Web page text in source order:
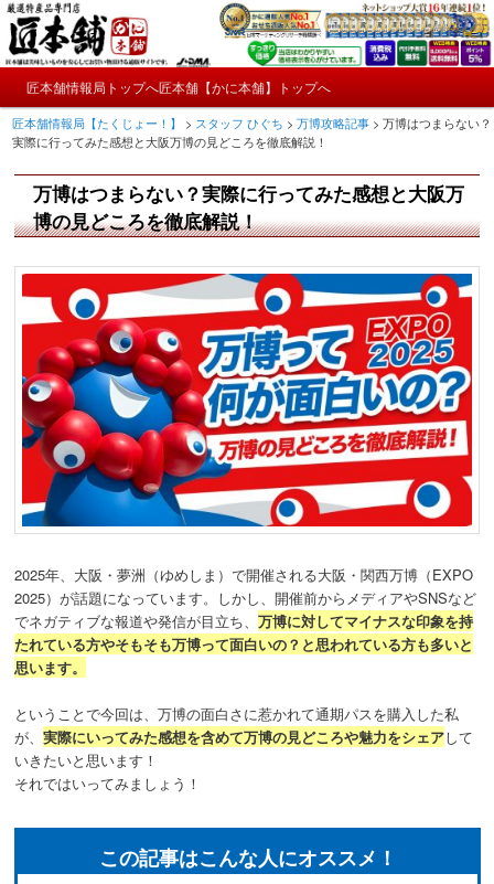
メ
イ
ン
ン
テ
ン
匠本舗情報局【たくじょー！】
かにやおせちについてのおもしろ情報や興味深い記事をお届けします。
ン
メ
メ
イ
ン
コ
テ
ン
ツ
へ
移
動
匠本舗情報局トップへ匠本舗【かに本舗】トップへ
匠本舗情報局【たくじょー！】 > スタッフ ひぐち >万博攻略記事 >万博はつまらない？
実際に行ってみた感想と大阪万博の見どころを徹底解説！
万博はつまらない？実際に行ってみた感想と大阪万
博の見どころを徹底解説！
2025年、大阪・夢洲（ゆめしま）で開催される大阪・関西万博（EXPO
2025）が話題になっています。しかし、開催前からメディアやSNSなど
でネガティブな報道や発信が目立ち、万博に対してマイナスな印象を持
たれている方やそもそも万博って面白いの？と思われている方も多いと
思います。
ということで今回は、万博の面白さに惹かれて通期パスを購入した私
が、実際にいってみた感想を含めて万博の見どころや魅力をシェアして
いきたいと思います！
それではいってみましょう！
この記事はこんな人にオススメ！